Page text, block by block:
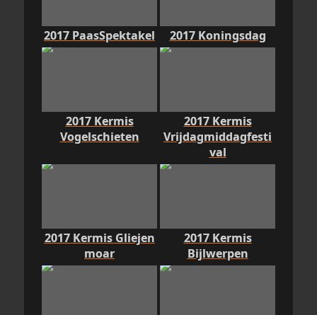
2017 PaasSpektakel 2017 Koningsdag
2017 Kermis
Vogelschieten
2017 Kermis
Vrijdagmiddagfesti
val
2017 Kermis Gliejen
moar
2017 Kermis
Bijlwerpen